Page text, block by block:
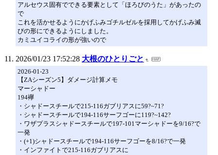
アルセウス固有でできる要素として「ほろびのうた」があったの
で
これを活かせるようにかげふみゴチルゼルを採用してかげふみ滅
びの形にできるようにしました。
カミユイコライの形が強いので
2026/01/23 17:52:28 大根のひとりごと
2026-01-23
【ZAシーズン5】ダメージ計算メモ
マーシャドー
194襷
・シャドースチールで215-116ガブリアスに59?~71?
・シャドースチールで194-116サーフゴーに119?~142?
・ワザプラスシャドースチールで197-101マーシャドーを9/16?で
一発
・(+1)シャドースチールで194-116サーフゴーを8/16?で一発
・インファイトで215-116ガブリアスに